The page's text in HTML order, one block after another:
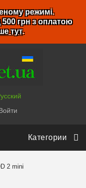
режимі.
грн з оплатою
тут.
Категории
2 mini